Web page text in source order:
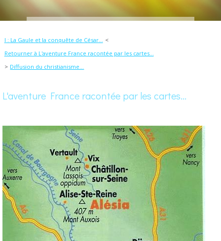
I : La Gaule et la conquête de César...
Retourner à L'aventure France racontée par les cartes...
Diffusion du christianisme...
L'aventure France racontée par les cartes...